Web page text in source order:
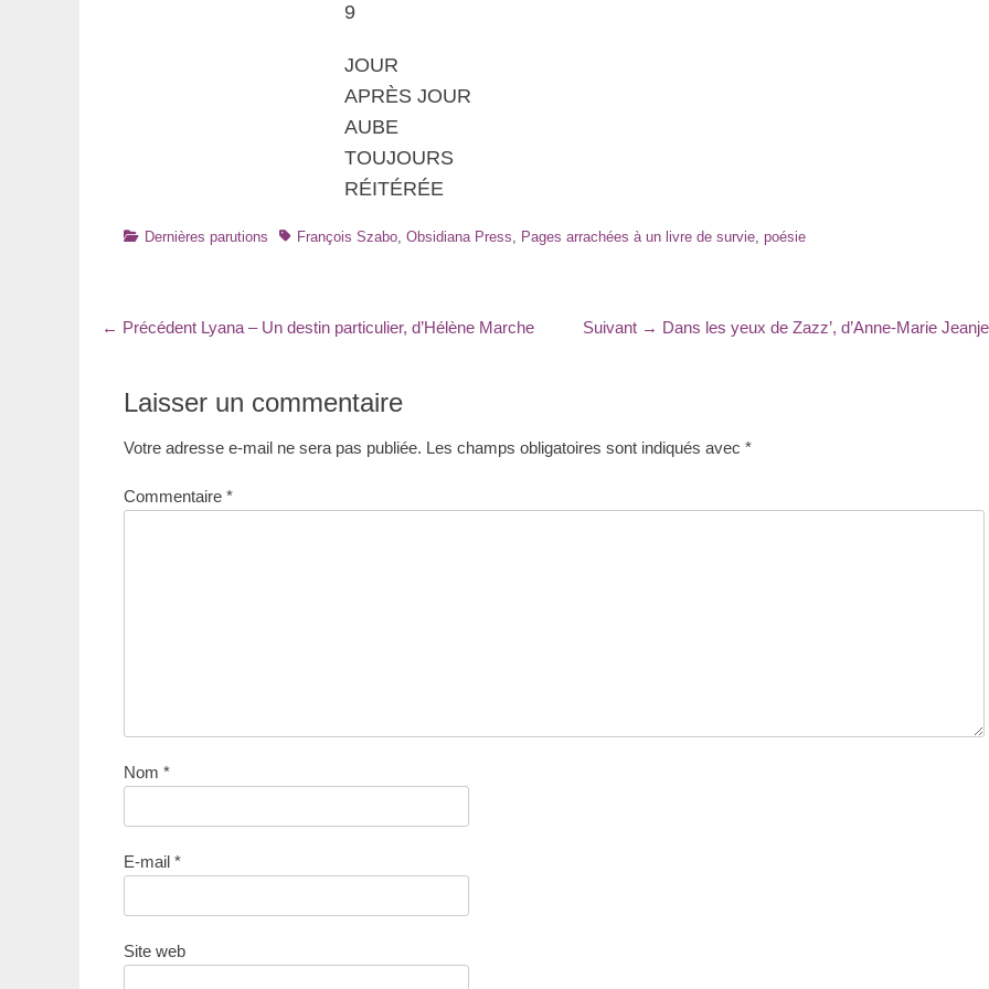
9
JOUR
APRÈS JOUR
AUBE
TOUJOURS
RÉITÉRÉE
Catégories
Dernières parutions TagsFrançois Szabo Obsidiana Press Pages arrachées à un livre de survie poésie
Navigation
l’article
← Précédent Article
Lyana – Un destin particulier, d’Hélène Marche Suivant → Article
Dans les yeux de Zazz’, d’Anne-Marie
Laisser un commentaire
Votre adresse e-mail ne sera pas publiée. Les champs obligatoires sont indiqués avec *
Commentaire *
Nom *
E-mail *
Site web